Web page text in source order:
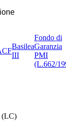
Basilea
III
Fondo di
Garanzia
PMI
(L.662/
(LC)